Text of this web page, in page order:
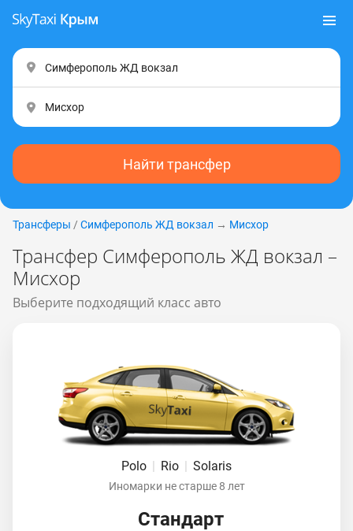
Найти трансфер
Трансферы / Симферополь ЖД вокзал → Мисхор
Трансфер Симферополь ЖД вокзал –
Мисхор
Выберите подходящий класс авто
Polo | Rio | Solaris
Иномарки не старше 8 лет
Стандарт